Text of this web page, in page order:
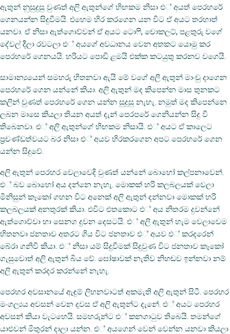
ඇතුන් නුසුදුසු වුණත් අලි ඇතුන්ගේ හිඟකම නිසා එ් අයත් පෙරහරේ
ගෙනයන්න සිදුවීමයි. එහෙම හිර කරගෙන යන විට ඒ අයට තරහාත්
යනවා. ඒ නිසා ඇත්ගොව්වන් ඒ අයට ටොෆි, චොකලට්, පළතුරු වගේ
දේවල් දීලා රවටලා එ් අයගේ අවධානය වෙන අතකට යොමු කර
පෙරහරේ ගෙනයයි. හරියට පොඩි ළමයි එක්ක කටයුතු කරනව වගෙයි.
සාමාන්‍යයෙන් සමහරු හිතනවා ඇයි මේ වගේ අලි ඇතුන් මාංචු දාගෙන
පෙරහරේ ගෙන යන්නේ කියා. අලි ඇතුන් මද කිපෙන්න මාස තුනකට
කලින් වුණත් පෙරහරේ ගෙන යන්න සුදුසු නැහැ. නමුත් මද කිපෙන්නෙ
ලබන මාසෙ කියලා තියන අයත් දැන් පෙරපරේ ගෙනියන්න සිදු වී
තිබෙනවා. එ් අලි ඇතුන්ගේ හිඟකම නිසායි. එ් අයට ඒ කාලෙට
ප‍්‍රචණ්ඩත්වයට බර නිසා එ් අයව හිරකරගෙන අපට පෙරහරේ ගෙන
යන්න සිදුවේ.
අලි ඇතුන් පෙරහර වෙලාවෙදි වුණත් යන්නේ බොහෝ කල්පනාවෙන්.
එ් බව බොහෝ අය දන්නෙ නැහැ. මොකක් හරි කලබලයක් වෙලා
මිනිසුන් කෑකෝ ගහන විට අනෙක් අලි ඇතුන් දන්නවා මොකක් හරි
කලබලයක් අනතුරක් කියා. එවිට එතකොට එ් අය නිතරම දුවන්නේ
ඇත්ගොව්වා හා සෙනග දුවන දෙසටයි. එ් අලි ඇතුන් හැම වෙලාවෙම
හිතනවා ජනතාව අතරට ගිය විට ජනතාව එ් අයව එ් කරදරෙන්
බේරා ගනිවී කියා. එ් නිසා යම් සිදුවීමක් සිදුවුණ විට ජනතාව කෑකෝ
ගැසුවොත් අලි ඇතුන් බිය වේ. ඝෝෂාවක් නැතිව නිහඬව ඉන්නවා නම්
අලි ඇතුන් කරදර කරන්නේ නැහැ.
පෙරහර අවසානයේ ඇඳුම් ලිහනවාටත් අකමැති අලි ඇතුන් සිටී. පෙරහර
මංගල්‍යය අවසන් වෙන දවස ඒ අලි ඇතුන්ට දැනේ. එ් අයට පෙරහර
අවසන් කියා වැටහෙයි. සමහරුන්ට එ් කනගාටුව තිබෙයි. තමන්ගේ
යාළුවන් මිතුරන් දාලා යන්න. එ් අයගෙන් වෙන් වෙන්න යනවා කියලා